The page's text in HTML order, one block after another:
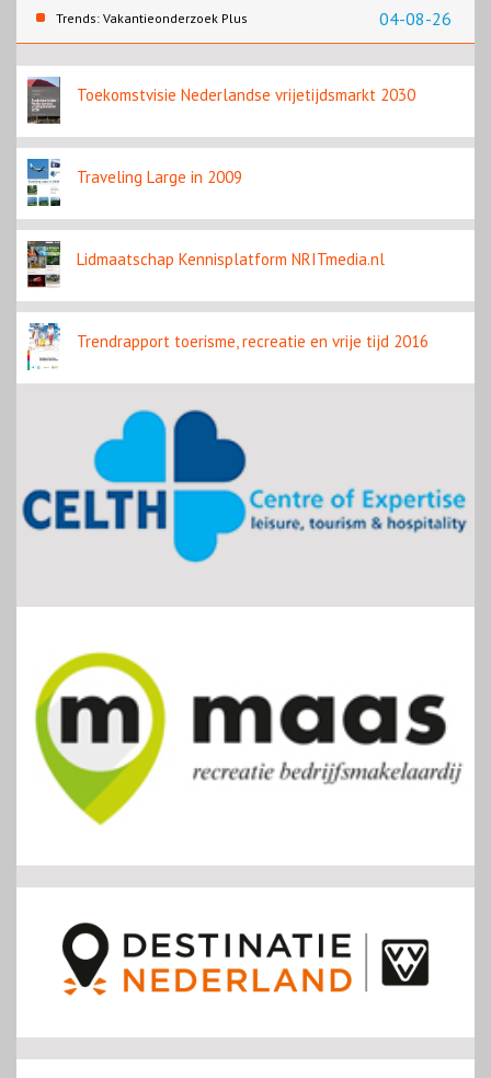
contentbron
04-08-26
Trends: Vakantieonderzoek Plus
Toekomstvisie Nederlandse vrijetijdsmarkt 2030
Traveling Large in 2009
Lidmaatschap Kennisplatform NRITmedia.nl
Trendrapport toerisme, recreatie en vrije tijd 2016